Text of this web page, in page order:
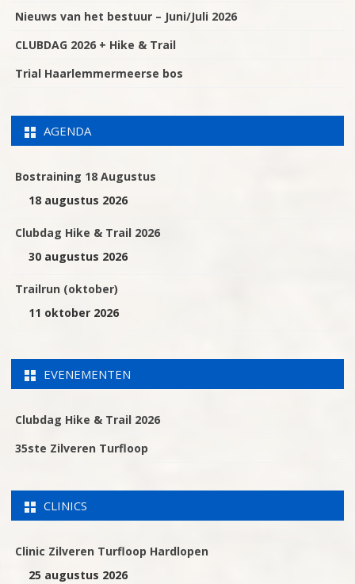
Nieuws van het bestuur – Juni/Juli 2026
CLUBDAG 2026 + Hike & Trail
Trial Haarlemmermeerse bos
AGENDA
Bostraining 18 Augustus
18 augustus 2026
Clubdag Hike & Trail 2026
30 augustus 2026
Trailrun (oktober)
11 oktober 2026
EVENEMENTEN
Clubdag Hike & Trail 2026
35ste Zilveren Turfloop
CLINICS
Clinic Zilveren Turfloop Hardlopen
25 augustus 2026